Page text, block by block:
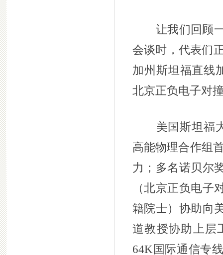
让我们回顾一
会谈时，代表们
加州斯坦福直线
北京正负电子对
美国斯坦福大
高能物理合作组
力；多名诺贝尔
（北京正负电子
籍院士）协助向
道教授协助上层
64K国际通信专